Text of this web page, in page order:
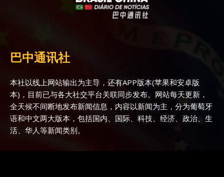
巴中通讯社
本社以线上网站输出为主导，还有APP版本(苹果和安卓版
本)，目前已与各大社交平台关联同步发布。网站每天更新，
全天候不间断地发布新闻信息，内容以新闻为主，分为葡萄牙
语和中文两大版本，包括国内、国际、科技、经济、政治、生
活、华人等新闻类别。